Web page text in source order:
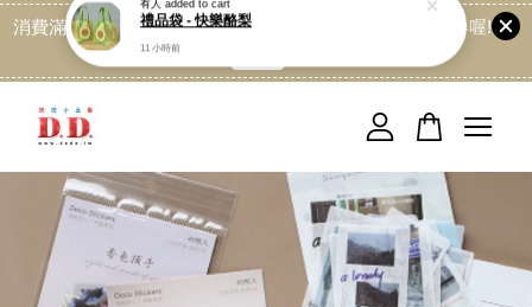
消費滿499免運喔, 記得加LINE:@dede168 領取專屬折扣券喔!
您的購物車目前還是空的。
繼續購物